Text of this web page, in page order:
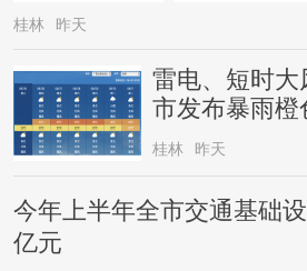
桂林 昨天
雷电、短时大
市发布暴雨橙
桂林 昨天
今年上半年全市交通基础
亿元